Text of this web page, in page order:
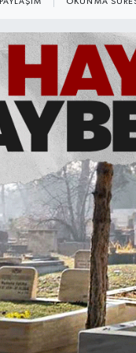
PAYLAŞIM OKUNMA